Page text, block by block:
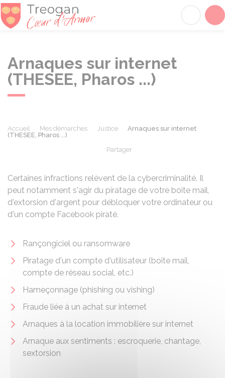
Arnaques sur internet
(THESEE, Pharos ...)
Accueil Mes démarches Justice
Arnaques sur internet
(THESEE, Pharos ...)
Partager
Certaines infractions relèvent de la cybercriminalité. Il
peut notamment s'agir du piratage de votre boite mail,
d'extorsion d'argent pour débloquer votre ordinateur ou
d'un compte Facebook piraté.
Rançongiciel ou ransomware
Piratage d'un compte d'utilisateur (boîte mail,
compte de réseau social, etc.)
Hameçonnage (phishing ou vishing)
Fraude liée à un achat sur internet
Arnaques à la location immobilière sur internet
Arnaque aux sentiments : escroquerie, chantage,
sextorsion